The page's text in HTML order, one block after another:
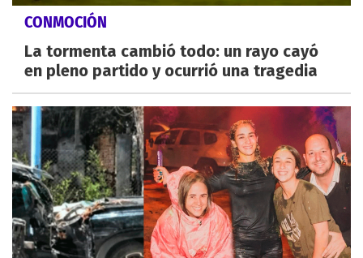
CONMOCIÓN
La tormenta cambió todo: un rayo cayó
en pleno partido y ocurrió una tragedia